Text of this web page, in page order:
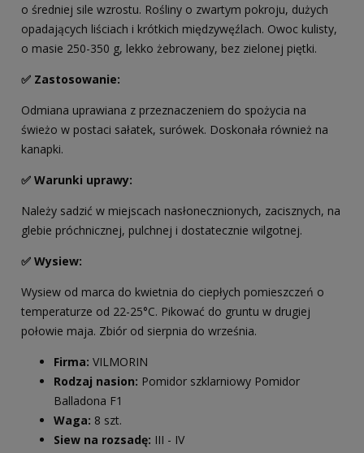
o średniej sile wzrostu. Rośliny o zwartym pokroju, dużych
opadających liściach i krótkich międzywęźlach. Owoc kulisty,
o masie 250-350 g, lekko żebrowany, bez zielonej piętki.
✅ Zastosowanie:
Odmiana uprawiana z przeznaczeniem do spożycia na
świeżo w postaci sałatek, surówek. Doskonała również na
kanapki.
✅ Warunki uprawy:
Należy sadzić w miejscach nasłonecznionych, zacisznych, na
glebie próchnicznej, pulchnej i dostatecznie wilgotnej.
✅ Wysiew:
Wysiew od marca do kwietnia do ciepłych pomieszczeń o
temperaturze od 22-25°C. Pikować do gruntu w drugiej
połowie maja. Zbiór od sierpnia do września.
Firma: VILMORIN
Rodzaj nasion: Pomidor szklarniowy Pomidor
Balladona F1
Waga: 8 szt.
Siew na rozsadę: III - IV